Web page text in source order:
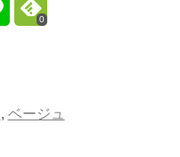
0
, ベージュ